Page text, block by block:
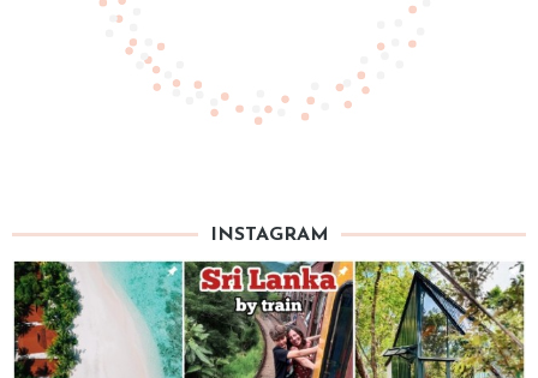
INSTAGRAM